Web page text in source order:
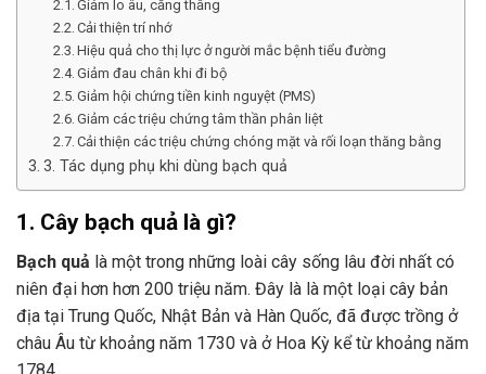
Giảm lo âu, căng thẳng
Cải thiện trí nhớ
Hiệu quả cho thị lực ở người mắc bệnh tiểu đường
Giảm đau chân khi đi bộ
Giảm hội chứng tiền kinh nguyệt (PMS)
Giảm các triệu chứng tâm thần phân liệt
Cải thiện các triệu chứng chóng mặt và rối loạn thăng bằng
3. Tác dụng phụ khi dùng bạch quả
1. Cây bạch quả là gì?
Bạch quả là một trong những loài cây sống lâu đời nhất có
niên đại hơn hơn 200 triệu năm. Đây là là một loại cây bản
địa tại Trung Quốc, Nhật Bản và Hàn Quốc, đã được trồng ở
châu Âu từ khoảng năm 1730 và ở Hoa Kỳ kể từ khoảng năm